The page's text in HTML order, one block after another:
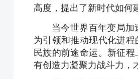
高度，提出了新时代如何
当今世界百年变局
为引领和推动现代化进
民族的前途命运。新征
有创造力凝聚力战斗力，